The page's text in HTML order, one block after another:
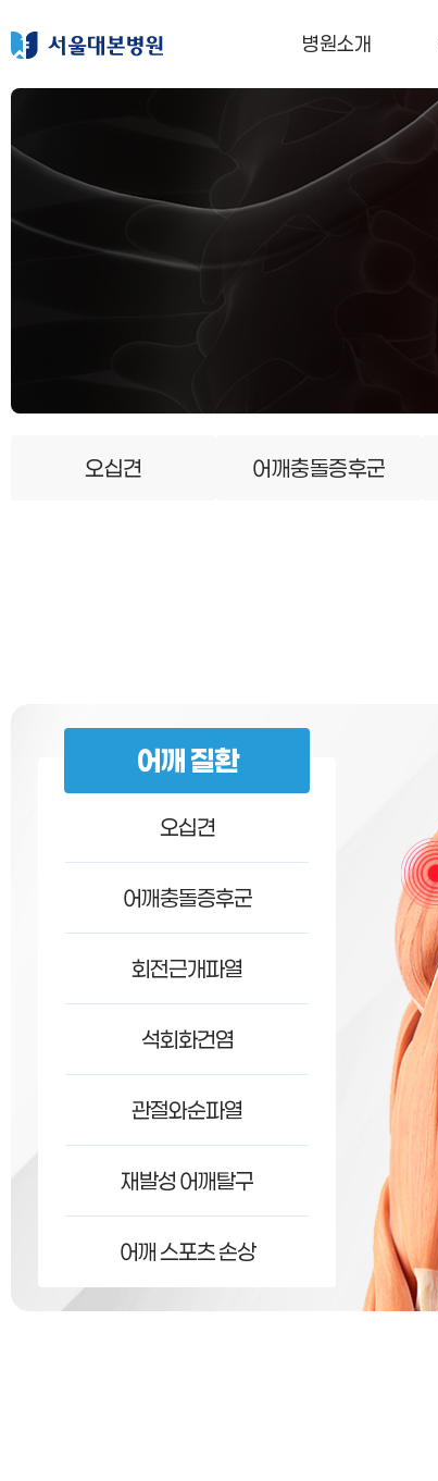
병원소개
오십견 어깨충돌증후군
어깨 질환
오십견
어깨충돌증후군
회전근개파열
석회화건염
관절와순파열
재발성 어깨탈구
어깨 스포츠 손상